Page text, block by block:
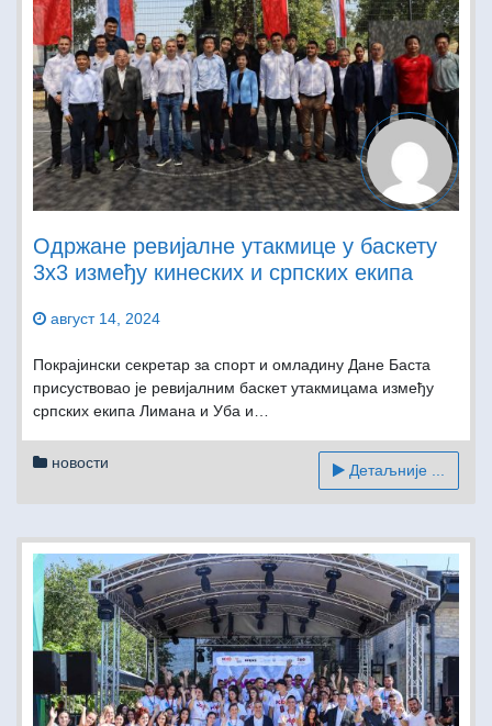
Одржане ревијалне утакмице у баскету
3х3 између кинеских и српских екипа
август 14, 2024
Покрајински секретар за спорт и омладину Дане Баста
присуствовао је ревијалним баскет утакмицама између
српских екипа Лимана и Уба и…
новости Детаљније ...